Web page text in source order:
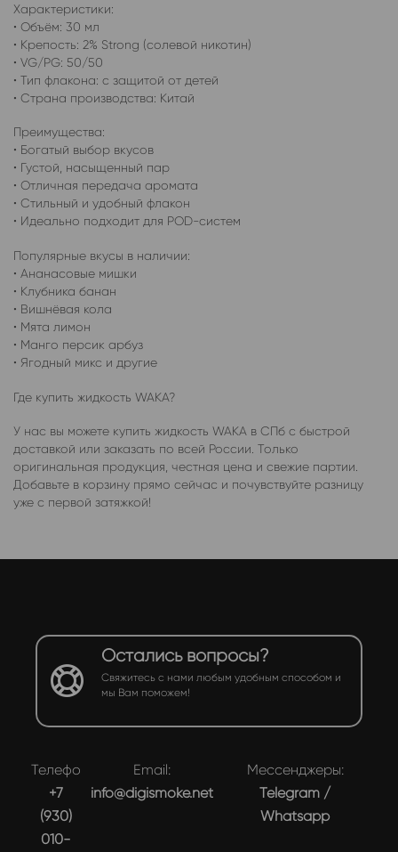
Характеристики:
• Объём: 30 мл
• Крепость: 2% Strong (солевой никотин)
• VG/PG: 50/50
• Тип флакона: с защитой от детей
• Страна производства: Китай
Преимущества:
• Богатый выбор вкусов
• Густой, насыщенный пар
• Отличная передача аромата
• Стильный и удобный флакон
• Идеально подходит для POD-систем
Популярные вкусы в наличии:
• Ананасовые мишки
• Клубника банан
• Вишнёвая кола
• Мята лимон
• Манго персик арбуз
• Ягодный микс и другие
Где купить жидкость WAKA?
У нас вы можете купить жидкость WAKA в СПб с быстрой
доставкой или заказать по всей России. Только
оригинальная продукция, честная цена и свежие партии.
Добавьте в корзину прямо сейчас и почувствуйте разницу
уже с первой затяжкой!
Остались вопросы?
Свяжитесь с нами любым удобным способом и
мы Вам поможем!
Телефон:
+7
(930)
010-
Email:
info@digismoke.net
Мессенджеры:
Telegram /
Whatsapp